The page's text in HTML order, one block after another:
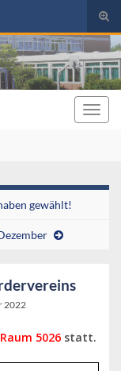
gewählt!
2022
Raum 5026 statt.